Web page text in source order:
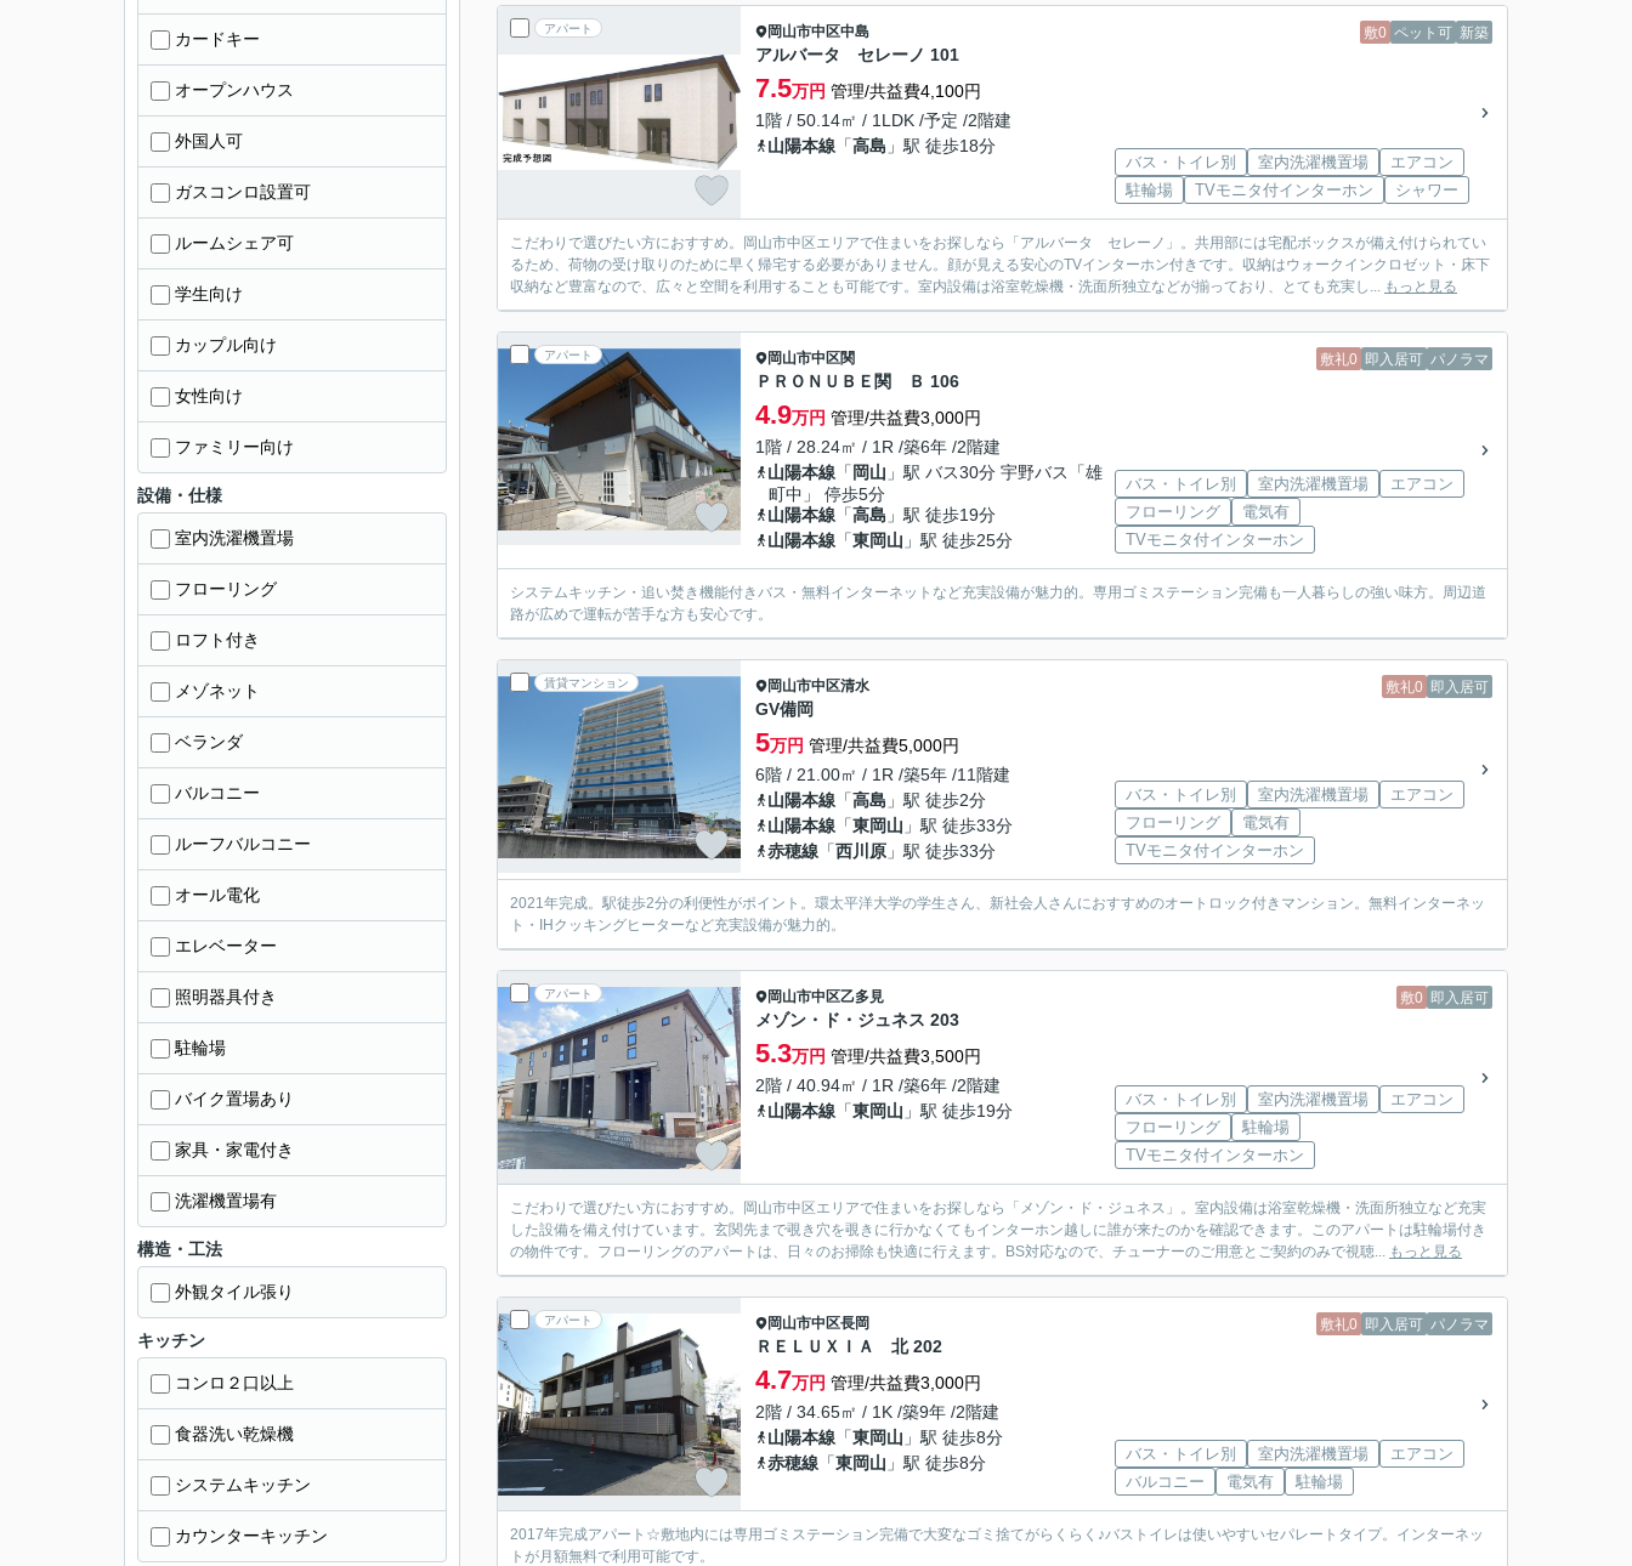
アパート 敷0 ペット可 新築
岡山市中区中島
アルバータ セレーノ 101
7.5万円 管理/共益費4,100円
1階 / 50.14㎡ / 1LDK /予定 /2階建
山陽本線 「高島 」駅 徒歩18分
バス・トイレ別 室内洗濯機置場
エアコン
駐輪場
TVモニタ付インターホン シャワー
こだわりで選びたい方におすすめ。岡山市中区エリアで住まいをお探しなら「アルバータ セレーノ」。共用部には宅配ボックスが備え付けられてい
るため、荷物の受け取りのために早く帰宅する必要がありません。顔が見える安心のTVインターホン付きです。収納はウォークインクロゼット・床下
収納など豊富なので、広々と空間を利用することも可能です。室内設備は浴室乾燥機・洗面所独立などが揃っており、とても充実し... もっと見る
アパート 敷礼0 即入居可 パノラマ
岡山市中区関
ＰＲＯＮＵＢＥ関 Ｂ 106
4.9万円 管理/共益費3,000円
1階 / 28.24㎡ / 1R /築6年 /2階建
山陽本線 「 岡山 」駅 バス30分 宇野バス「雄
町中」 停歩5分
山陽本線 「高島 」駅 徒歩19分
山陽本線 「東岡山 」駅 徒歩25分
バス・トイレ別 室内洗濯機置場
エアコン
フローリング
電気有
TVモニタ付インターホン
システムキッチン・追い焚き機能付きバス・無料インターネットなど充実設備が魅力的。専用ゴミステーション完備も一人暮らしの強い味方。周辺道
路が広めで運転が苦手な方も安心です。
賃貸マンション 敷礼0 即入居可
岡山市中区清水
GV備岡
5万円 管理/共益費5,000円
6階 / 21.00㎡ / 1R /築5年 /11階建
山陽本線 「高島 」駅 徒歩2分
山陽本線 「東岡山 」駅 徒歩33分
赤穂線 「西川原 」駅 徒歩33分
バス・トイレ別 室内洗濯機置場
エアコン
フローリング
電気有
TVモニタ付インターホン
2021年完成。駅徒歩2分の利便性がポイント。環太平洋大学の学生さん、新社会人さんにおすすめのオートロック付きマンション。無料インターネッ
ト・IHクッキングヒーターなど充実設備が魅力的。
アパート 敷0 即入居可
岡山市中区乙多見
メゾン・ド・ジュネス 203
5.3万円 管理/共益費3,500円
2階 / 40.94㎡ / 1R /築6年 /2階建
山陽本線 「東岡山 」駅 徒歩19分
バス・トイレ別 室内洗濯機置場
エアコン
フローリング
駐輪場
TVモニタ付インターホン
こだわりで選びたい方におすすめ。岡山市中区エリアで住まいをお探しなら「メゾン・ド・ジュネス」。室内設備は浴室乾燥機・洗面所独立など充実
した設備を備え付けています。玄関先まで覗き穴を覗きに行かなくてもインターホン越しに誰が来たのかを確認できます。このアパートは駐輪場付き
の物件です。フローリングのアパートは、日々のお掃除も快適に行えます。BS対応なので、チューナーのご用意とご契約のみで視聴... もっと見る
アパート 敷礼0 即入居可 パノラマ
岡山市中区長岡
ＲＥＬＵＸＩＡ 北 202
4.7万円 管理/共益費3,000円
2階 / 34.65㎡ / 1K /築9年 /2階建
山陽本線 「東岡山 」駅 徒歩8分
赤穂線 「東岡山 」駅 徒歩8分 バス・トイレ別 室内洗濯機置場
エアコン
バルコニー
電気有 駐輪場
2017年完成アパート☆敷地内には専用ゴミステーション完備で大変なゴミ捨てがらくらく♪バストイレは使いやすいセパレートタイプ。インターネッ
トが月額無料で利用可能です。
カードキー
オープンハウス
外国人可
ガスコンロ設置可
ルームシェア可
学生向け
カップル向け
女性向け
ファミリー向け
設備・仕様
室内洗濯機置場
フローリング
ロフト付き
メゾネット
ベランダ
バルコニー
ルーフバルコニー
オール電化
エレベーター
照明器具付き
駐輪場
バイク置場あり
家具・家電付き
洗濯機置場有
構造・工法
外観タイル張り
キッチン
コンロ２口以上
食器洗い乾燥機
システムキッチン
カウンターキッチン